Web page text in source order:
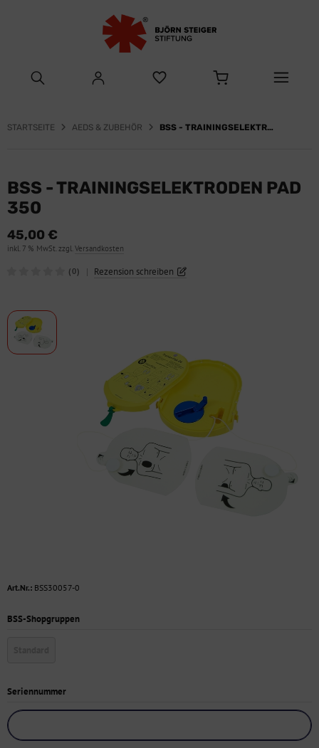
STARTSEITE AEDS & ZUBEHÖR BSS - TRAININGSELEKTRODEN PAD 350
BSS - TRAININGSELEKTRODEN PAD
350
45,00 €
inkl. 7 % MwSt. zzgl.Versandkosten
(0) | Rezension schreiben
Art.Nr.: BSS30057-0
BSS-Shopgruppen
Seriennummer